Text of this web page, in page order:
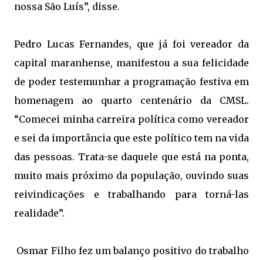
nossa São Luís”, disse.
Pedro Lucas Fernandes, que já foi vereador da
capital maranhense, manifestou a sua felicidade
de poder testemunhar a programação festiva em
homenagem ao quarto centenário da CMSL.
“Comecei minha carreira política como vereador
e sei da importância que este político tem na vida
das pessoas. Trata-se daquele que está na ponta,
muito mais próximo da população, ouvindo suas
reivindicações e trabalhando para torná-las
realidade”.
Osmar Filho fez um balanço positivo do trabalho